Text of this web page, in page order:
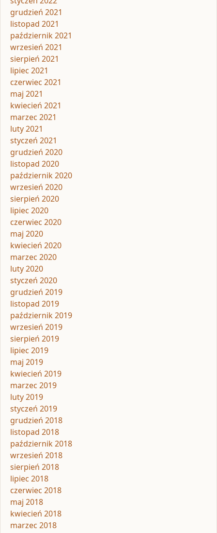
grudzień 2021
listopad 2021
październik 2021
wrzesień 2021
sierpień 2021
lipiec 2021
czerwiec 2021
maj 2021
kwiecień 2021
marzec 2021
luty 2021
styczeń 2021
grudzień 2020
listopad 2020
październik 2020
wrzesień 2020
sierpień 2020
lipiec 2020
czerwiec 2020
maj 2020
kwiecień 2020
marzec 2020
luty 2020
styczeń 2020
grudzień 2019
listopad 2019
październik 2019
wrzesień 2019
sierpień 2019
lipiec 2019
maj 2019
kwiecień 2019
marzec 2019
luty 2019
styczeń 2019
grudzień 2018
listopad 2018
październik 2018
wrzesień 2018
sierpień 2018
lipiec 2018
czerwiec 2018
maj 2018
kwiecień 2018
marzec 2018